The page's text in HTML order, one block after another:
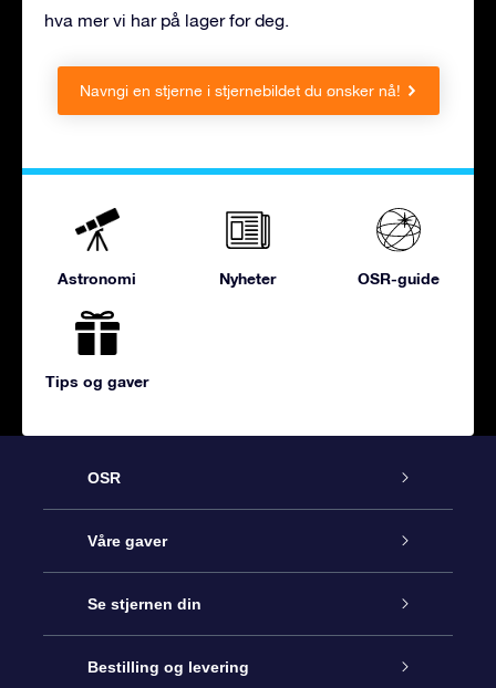
hva mer vi har på lager for deg.
Navngi en stjerne i stjernebildet du ønsker nå!
Astronomi Nyheter OSR-guide
Tips og gaver
OSR
Kundeservice
Kontakt oss
Bloggen
Våre gaver
Online Stjernegave
OSR Gavepakke
Se stjernen din
Star Register
Bestilling og levering